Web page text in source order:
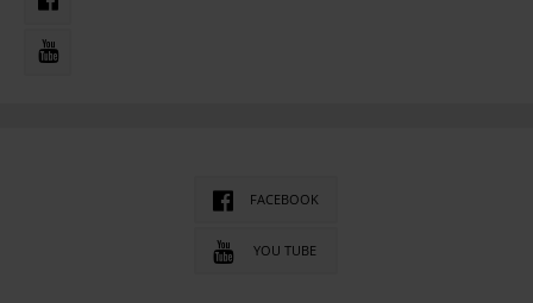
FACEBOOK
YOU TUBE